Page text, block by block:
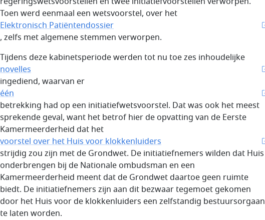
Toen werd eenmaal een wetsvoorstel, over het
Elektronisch Patiëntendossier
, zelfs met algemene stemmen verworpen.
Tijdens deze kabinetsperiode werden tot nu toe zes inhoudelijke
novelles
ingediend, waarvan er
één
betrekking had op een initiatiefwetsvoorstel. Dat was ook het meest
sprekende geval, want het betrof hier de opvatting van de Eerste
Kamermeerderheid dat het
voorstel over het Huis voor klokkenluiders
strijdig zou zijn met de Grondwet. De initiatiefnemers wilden dat Huis
onderbrengen bij de Nationale ombudsman en een
Kamermeerderheid meent dat de Grondwet daartoe geen ruimte
biedt. De initiatiefnemers zijn aan dit bezwaar tegemoet gekomen
door het Huis voor de klokkenluiders een zelfstandig bestuursorgaan
te laten worden.